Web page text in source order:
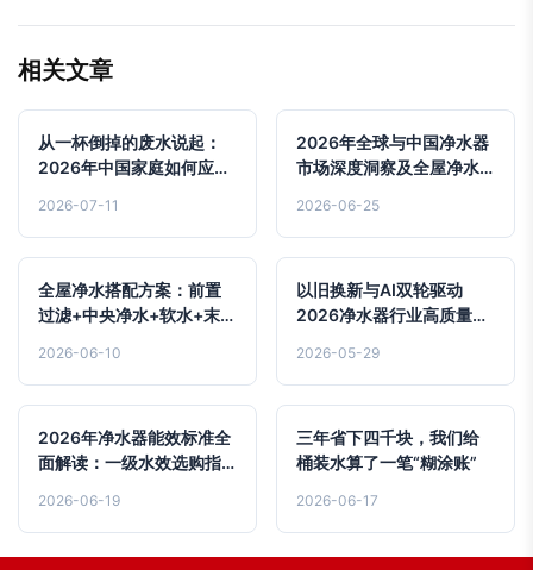
相关文章
从一杯倒掉的废水说起：
2026年中国家庭如何应对
规
2026-07-11
2026年全球与中国净水器
市场深度洞察及全屋净水
2026-06-25
全屋净水搭配方案：前置
过滤+中央净水+软水+末端
2026-06-10
以旧换新与AI双轮驱动
2026净水器行业高质量转
2026-05-29
2026年净水器能效标准全
面解读：一级水效选购指
2026-06-19
三年省下四千块，我们给
桶装水算了一笔“糊涂账”
2026-06-17